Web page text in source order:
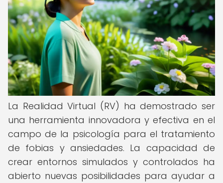
La Realidad Virtual (RV) ha demostrado ser
una herramienta innovadora y efectiva en el
campo de la psicología para el tratamiento
de fobias y ansiedades. La capacidad de
crear entornos simulados y controlados ha
abierto nuevas posibilidades para ayudar a